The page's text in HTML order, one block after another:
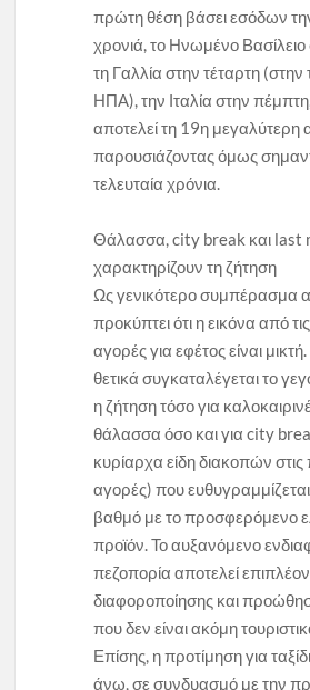
πρώτη θέση βάσει εσόδων
χρονιά, το Ηνωμένο
τη Γαλλία στην τέταρτη (στην
ΗΠΑ), την Ιταλία στην
αποτελεί τη 19η μεγαλύτερη
παρουσιάζοντας όμως
τελευταία χρόνια.
Θάλασσα, city break και last
χαρακτηρίζουν τη ζήτηση
Ως γενικότερο συμπέρασμα
προκύπτει ότι η εικόνα από
αγορές για εφέτος είναι
θετικά συγκαταλέγεται το
η ζήτηση τόσο για
θάλασσα όσο και για city
κυρίαρχα είδη διακοπών
αγορές) που
βαθμό με το προσφερόμενο
προϊόν. Το αυξανόμενο
πεζοπορία αποτελεί επιπλέον
διαφοροποίησης και
που δεν είναι ακόμη
Επίσης, η προτίμηση για
άνω, σε συνδυασμό με την